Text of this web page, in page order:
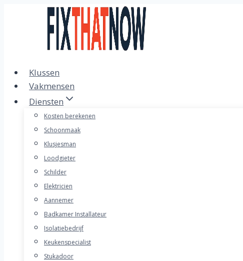
Klussen
Vakmensen
Diensten
Kosten berekenen
Schoonmaak
Klusjesman
Loodgieter
Schilder
Elektricien
Aannemer
Badkamer Installateur
Isolatiebedrijf
Keukenspecialist
Stukadoor